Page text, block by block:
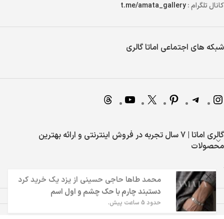
کانال تلگرام :t.me/amata_gallery
شبکه های اجتماعی اماتا گالری
گالری اماتا | 7 سال تجربه در فروش اینترنتی و ارائه بهترین
محصولات
تمامی حقوق مربوط به فروشگاه اماتا گالری می باشد.
دستبند چارم با حک چشم و اول اسم
حدود 5 ساعت پیش.